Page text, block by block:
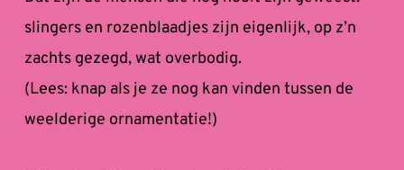
slingers en rozenblaadjes zijn eigenlijk, op z’n
zachts gezegd, wat overbodig.
(Lees: knap als je ze nog kan vinden tussen de
weelderige ornamentatie!)